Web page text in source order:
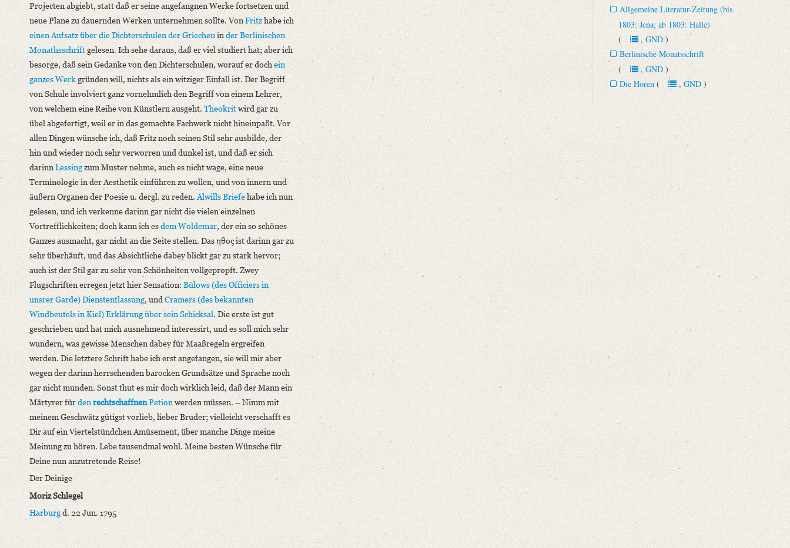
Projecten abgiebt, statt daß er seine angefangnen Werke fortsetzen und
neue Plane zu dauernden Werken unternehmen sollte. VonFritzhabe ich
einen Aufsatz über die Dichterschulen der GriecheninderBerlinischen
Monathsschriftgelesen. Ich sehe daraus, daß er viel studiert hat; aber ich
besorge, daß sein Gedanke von den Dichterschulen, worauf er doch ein
ganzes Werkgründen will, nichts als ein witziger Einfall ist. Der Begriff
von Schule involviert ganz vornehmlich den Begriff von einem Lehrer,
von welchem eine Reihe von Künstlern ausgeht. Theokritwird gar zu
übel abgefertigt, weil er in das gemachte Fachwerk nicht hineinpaßt. Vor
allen Dingen wünsche ich, daß Fritz noch seinen Stil sehr ausbilde, der
hin und wieder noch sehr verworren und dunkel ist, und daß er sich
darinnLessingzum Muster nehme, auch es nicht wage, eine neue
Terminologie in der Aesthetik einführen zu wollen, und von innern und
äußern Organen der Poesie u. dergl. zu reden. Alwills Briefehabe ich nun
gelesen, und ich verkenne darinn gar nicht die vielen einzelnen
Vortrefflichkeiten; doch kann ich esdem Woldemar, der ein so schönes
Ganzes ausmacht, gar nicht an die Seite stellen. Das ηθος ist darinn gar zu
sehr überhäuft, und das Absichtliche dabey blickt gar zu stark hervor;
auch ist der Stil gar zu sehr von Schönheiten vollgepropft. Zwey
Flugschriften erregen jetzt hier Sensation: Bülows(des Officiers in
unsrer Garde) Dienstentlassung, und Cramers(des bekannten
Windbeutels inKiel) Erklärung über sein Schicksal. Die erste ist gut
geschrieben und hat mich ausnehmend interessirt, und es soll mich sehr
wundern, was gewisse Menschen dabey für Maaßregeln ergreifen
werden. Die letztere Schrift habe ich erst angefangen, sie will mir aber
wegen der darinn herrschenden barocken Grundsätze und Sprache noch
gar nicht munden. Sonst thut es mir doch wirklich leid, daß der Mann ein
Märtyrer fürdenrechtschaffnenPetionwerden müssen. – Nimm mit
meinem Geschwätz gütigst vorlieb, lieber Bruder; vielleicht verschafft es
Dir auf ein Viertelstündchen Amüsement, über manche Dinge meine
Meinung zu hören. Lebe tausendmal wohl. Meine besten Wünsche für
Deine nun anzutretende Reise!
Der Deinige
Moriz Schlegel
Harburgd. 22 Jun. 1795
Allgemeine Literatur-Zeitung (bis
1803: Jena; ab 1803: Halle)
(, GND)
Berlinische Monatsschrift
(,GND)
Die Horen (, GND)